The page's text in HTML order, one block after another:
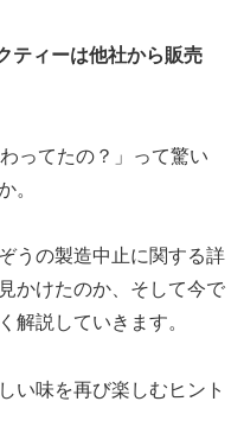
ティーは他社から販売
ってたの？」って驚い
。
うの製造中止に関する詳
かけたのか、そして今で
解説していきます。
い味を再び楽しむヒント